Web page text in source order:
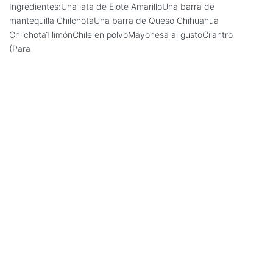
Ingredientes:Una lata de Elote AmarilloUna barra de
mantequilla ChilchotaUna barra de Queso Chihuahua
Chilchota1 limónChile en polvoMayonesa al gustoCilantro
(Para